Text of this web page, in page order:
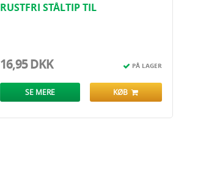
RUSTFRI STÅLTIP TIL
16,95 DKK PÅ LAGER
SE MERE KØB